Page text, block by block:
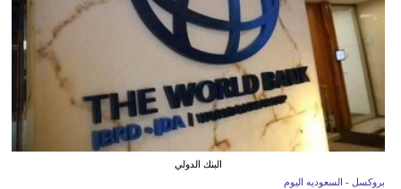
البنك الدولي
بروكسل - السعوديه اليوم